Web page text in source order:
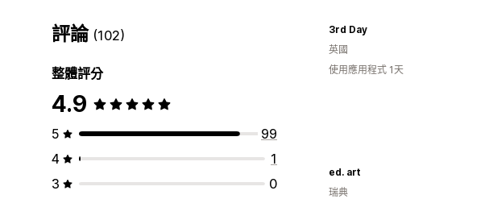
評論 (102)
整體評分
4.9
5
99
4
1
3
0
3rd Day
英國
使用應用程式 1天
ed. art
瑞典